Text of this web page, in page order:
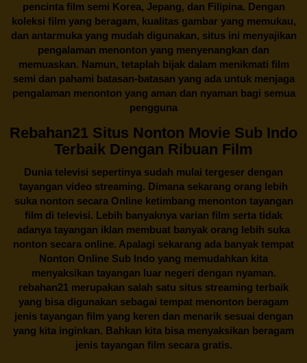
pencinta film semi Korea, Jepang, dan Filipina. Dengan
koleksi film yang beragam, kualitas gambar yang memukau,
dan antarmuka yang mudah digunakan, situs ini menyajikan
pengalaman menonton yang menyenangkan dan
memuaskan. Namun, tetaplah bijak dalam menikmati film
semi dan pahami batasan-batasan yang ada untuk menjaga
pengalaman menonton yang aman dan nyaman bagi semua
pengguna
Rebahan21 Situs Nonton Movie Sub Indo
Terbaik Dengan Ribuan Film
Dunia televisi sepertinya sudah mulai tergeser dengan
tayangan video streaming. Dimana sekarang orang lebih
suka nonton secara Online ketimbang menonton tayangan
film di televisi. Lebih banyaknya varian film serta tidak
adanya tayangan iklan membuat banyak orang lebih suka
nonton secara online. Apalagi sekarang ada banyak tempat
Nonton Online Sub Indo yang memudahkan kita
menyaksikan tayangan luar negeri dengan nyaman.
rebahan21 merupakan salah satu situs streaming terbaik
yang bisa digunakan sebagai tempat menonton beragam
jenis tayangan film yang keren dan menarik sesuai dengan
yang kita inginkan. Bahkan kita bisa menyaksikan beragam
jenis tayangan film secara gratis.